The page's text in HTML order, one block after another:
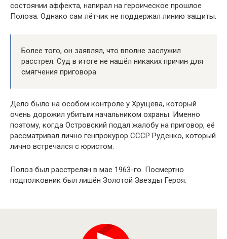
состоянии аффекта, напирал на героическое прошлое
Полоза. Однако сам лётчик не поддержал линию защиты.
Более того, он заявлял, что вполне заслужил
расстрел. Суд в итоге не нашёл никаких причин для
смягчения приговора.
Дело было на особом контроле у Хрущёва, который
очень дорожил убитым начальником охраны. Именно
поэтому, когда Островский подал жалобу на приговор, её
рассматривал лично генпрокурор СССР Руденко, который
лично встречался с юристом.
Полоз был расстрелян в мае 1963-го. Посмертно
подполковник был лишён Золотой Звезды Героя.